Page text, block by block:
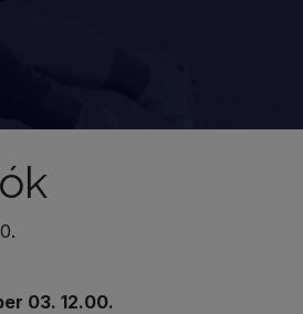
03. 12.00.